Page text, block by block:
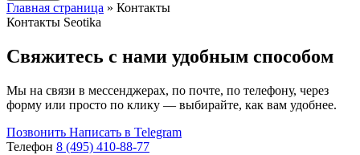
Главная страница » Контакты
Контакты Seotika
Свяжитесь с нами удобным способом
Мы на связи в мессенджерах, по почте, по телефону, через
форму или просто по клику — выбирайте, как вам удобнее.
Позвонить Написать в Telegram
Телефон 8 (495) 410-88-77